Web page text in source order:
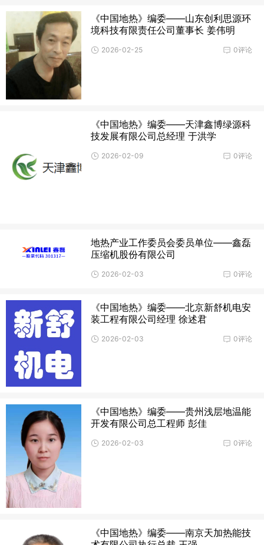
《中国地热》编委——山东创利思源环
境科技有限责任公司董事长 姜伟明
0评论
2026-02-25
《中国地热》编委——天津鑫博绿源科
技发展有限公司总经理 于洪学
0评论
2026-02-09
地热产业工作委员会委员单位——鑫磊
压缩机股份有限公司
0评论
2026-02-03
《中国地热》编委——北京新舒机电安
装工程有限公司经理 徐述君
0评论
2026-02-03
《中国地热》编委——贵州浅层地温能
开发有限公司总工程师 彭佳
0评论
2026-02-03
《中国地热》编委——南京天加热能技